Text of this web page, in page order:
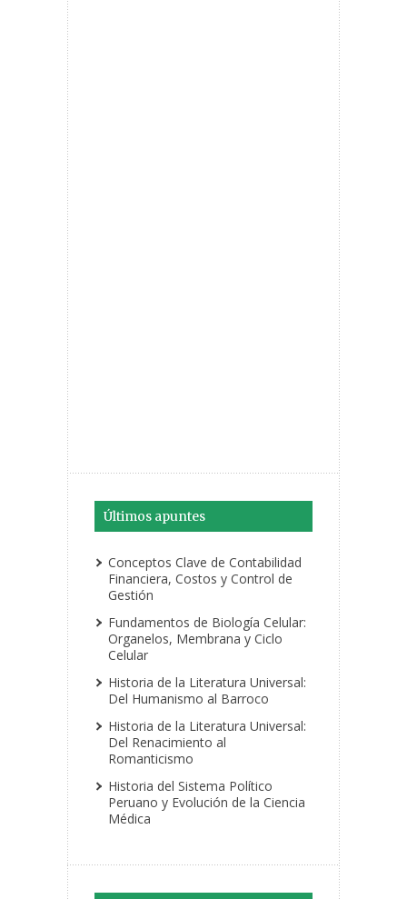
Últimos apuntes
Conceptos Clave de Contabilidad
Financiera, Costos y Control de
Gestión
Fundamentos de Biología Celular:
Organelos, Membrana y Ciclo
Celular
Historia de la Literatura Universal:
Del Humanismo al Barroco
Historia de la Literatura Universal:
Del Renacimiento al
Romanticismo
Historia del Sistema Político
Peruano y Evolución de la Ciencia
Médica